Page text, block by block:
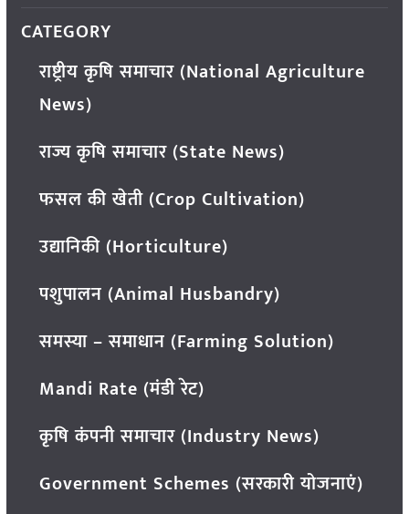
CATEGORY
राष्ट्रीय कृषि समाचार (National Agriculture
News)
राज्य कृषि समाचार (State News)
फसल की खेती (Crop Cultivation)
उद्यानिकी (Horticulture)
पशुपालन (Animal Husbandry)
समस्या – समाधान (Farming Solution)
Mandi Rate (मंडी रेट)
कृषि कंपनी समाचार (Industry News)
Government Schemes (सरकारी योजनाएं)